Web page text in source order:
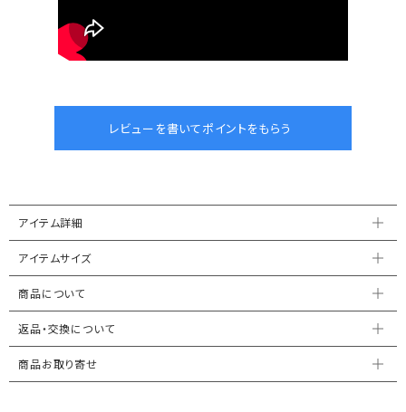
アイテム詳細
アイテムサイズ
商品について
返品・交換について
商品お取り寄せ